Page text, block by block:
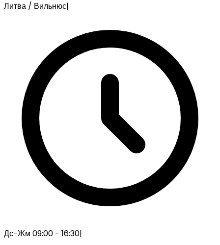
Литва / Вильнюс|
Дс-Жм 09:00 - 16:30|